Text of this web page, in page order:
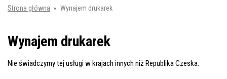
Strona główna » Wynajem drukarek
Wynajem drukarek
Nie świadczymy tej usługi w krajach innych niż Republika Czeska.